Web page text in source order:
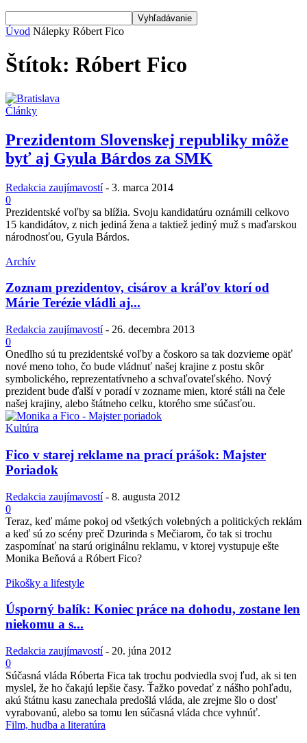
Úvod Nálepky Róbert Fico
Štítok: Róbert Fico
Články
Prezidentom Slovenskej republiky môže
byť aj Gyula Bárdos za SMK
Redakcia zaujímavostí - 3. marca 2014
0
Prezidentské voľby sa blížia. Svoju kandidatúru oznámili celkovo
15 kandidátov, z nich jediná žena a taktiež jediný muž s maďarskou
národnosťou, Gyula Bárdos.
Archív
Zoznam prezidentov, cisárov a kráľov ktorí od
Márie Terézie vládli aj...
Redakcia zaujímavostí - 26. decembra 2013
0
Onedlho sú tu prezidentské voľby a čoskoro sa tak dozvieme opäť
nové meno toho, čo bude vládnuť našej krajine z postu skôr
symbolického, reprezentatívneho a schvaľovateľského. Nový
prezident bude ďalší v poradí v zozname mien, ktoré stáli na čele
našej krajiny, alebo štátneho celku, ktorého sme súčasťou.
Kultúra
Fico v starej reklame na prací prášok: Majster
Poriadok
Redakcia zaujímavostí - 8. augusta 2012
0
Teraz, keď máme pokoj od všetkých volebných a politických reklám
a keď sú zo scény preč Dzurinda s Mečiarom, čo tak si trochu
zaspomínať na starú originálnu reklamu, v ktorej vystupuje ešte
Monika Beňová a Róbert Fico?
Pikošky a lifestyle
Úsporný balík: Koniec práce na dohodu, zostane len
niekomu a s...
Redakcia zaujímavostí - 20. júna 2012
0
Súčasná vláda Róberta Fica tak trochu podviedla svoj ľud, ak si ten
myslel, že ho čakajú lepšie časy. Ťažko povedať z nášho pohľadu,
akú štátnu kasu zanechala predošlá vláda, ale zrejme šlo o dosť
vyrabovanú, alebo sa tomu len súčasná vláda chce vyhnúť.
Film, hudba a literatúra